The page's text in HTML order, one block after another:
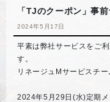
「TJのクーポン」事
2024年5月17日
平素は弊社サービスをご
す。
リネージュMサービスチー
2024年5月29日(水)定期